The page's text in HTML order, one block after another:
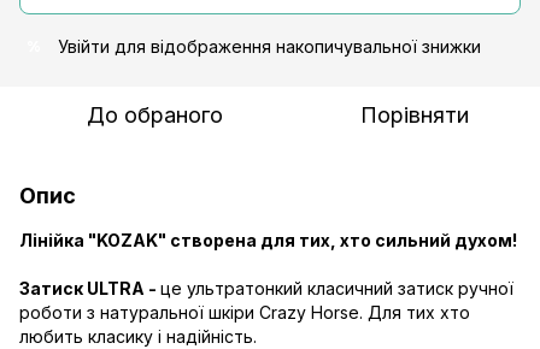
Увійти для відображення накопичувальної знижки
До обраного Порівняти
Опис
Лінійка "KOZAK" створена для тих, хто сильний духом!
Затиск ULTRA - це ультратонкий класичний затиск ручної
роботи з натуральної шкіри Crazy Horse. Для тих хто
любить класику і надійність.